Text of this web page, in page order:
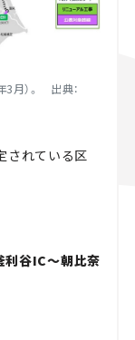
月）。 出典：
されている区
谷IC～朝比奈